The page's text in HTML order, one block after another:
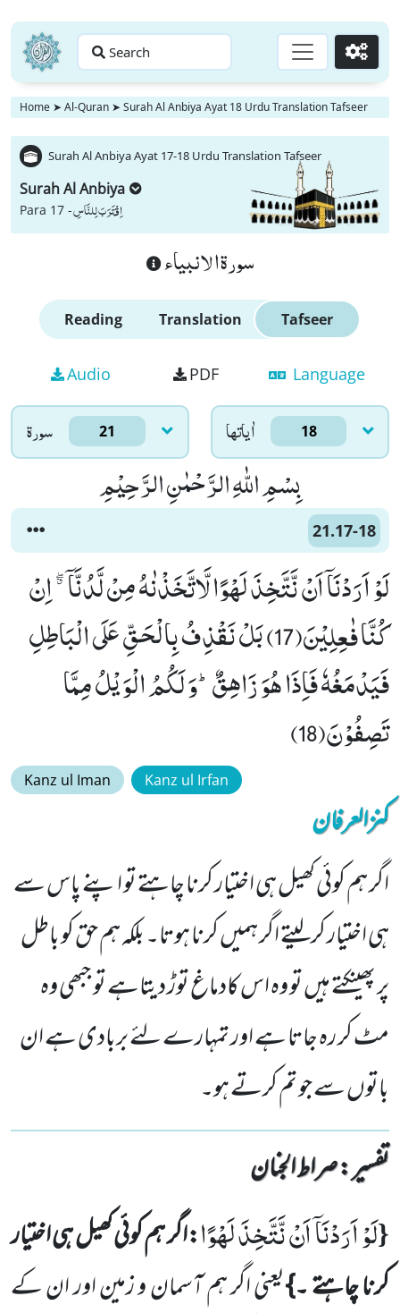
Search Go
Home ➤ Al-Quran ➤ Surah Al Anbiya Ayat 18 Urdu Translation Tafseer
Surah Al Anbiya Ayat 17-18 Urdu Translation Tafseer
Surah Al Anbiya
Para 17 -اِقْتَرَبَ لِلنَّاسِ
سورة الانبياء
Reading Translation Tafseer
Audio PDF Language
سورۃ 21 اٰياتها 18
بِسْمِ اللّٰهِ الرَّحْمٰنِ الرَّحِیْمِ
21.17-18
لَوْ اَرَدْنَاۤ اَنْ نَّتَّخِذَ لَهْوًا لَّاتَّخَذْنٰهُ مِنْ لَّدُنَّاۤ ﳓ اِنْ
كُنَّا فٰعِلِیْنَ(17) بَلْ نَقْذِفُ بِالْحَقِّ عَلَى الْبَاطِلِ
فَیَدْمَغُهٗ فَاِذَا هُوَ زَاهِقٌؕ-وَ لَكُمُ الْوَیْلُ مِمَّا
تَصِفُوْنَ(18)
Kanz ul Iman Kanz ul Irfan
کنزالعرفان
اگر ہم کوئی کھیل ہی اختیار کرنا چاہتے تو اپنے پاس سے
ہی اختیار کرلیتے اگر ہمیں کرنا ہوتا۔ بلکہ ہم حق کو باطل
پر پھینکتے ہیں تو وہ اس کادماغ توڑ دیتاہے تو جبھی وہ
مٹ کر رہ جاتا ہے اور تمہارے لئے بربادی ہے ان
باتوں سے جو تم کرتے ہو۔
تفسیر : ‎صراط الجنان
{لَوْ اَرَدْنَاۤ اَنْ نَّتَّخِذَ لَهْوًا:اگر ہم کوئی کھیل ہی اختیار
کرنا چاہتے ۔}یعنی اگر ہم آسمان و زمین اور ان کے